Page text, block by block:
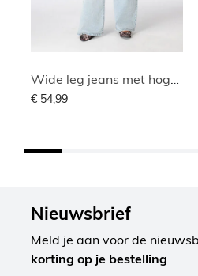
Wide leg jeans met hoge taille
€ 54,99
Nieuwsbrief
Meld je aan voor de
korting op je bestelling